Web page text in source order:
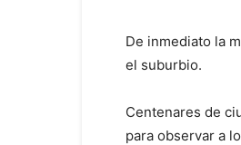
De inmediato la
el suburbio.
Centenares de
para observar a